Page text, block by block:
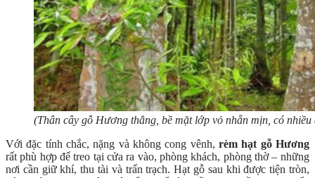
(Thân cây gỗ Hương thẳng, bề mặt lớp vỏ nhẵn mịn, có nhiều
Với đặc tính chắc, nặng và không cong vênh, rèm hạt gỗ Hương
rất phù hợp để treo tại cửa ra vào, phòng khách, phòng thờ – những
nơi cần giữ khí, thu tài và trấn trạch. Hạt gỗ sau khi được tiện tròn,